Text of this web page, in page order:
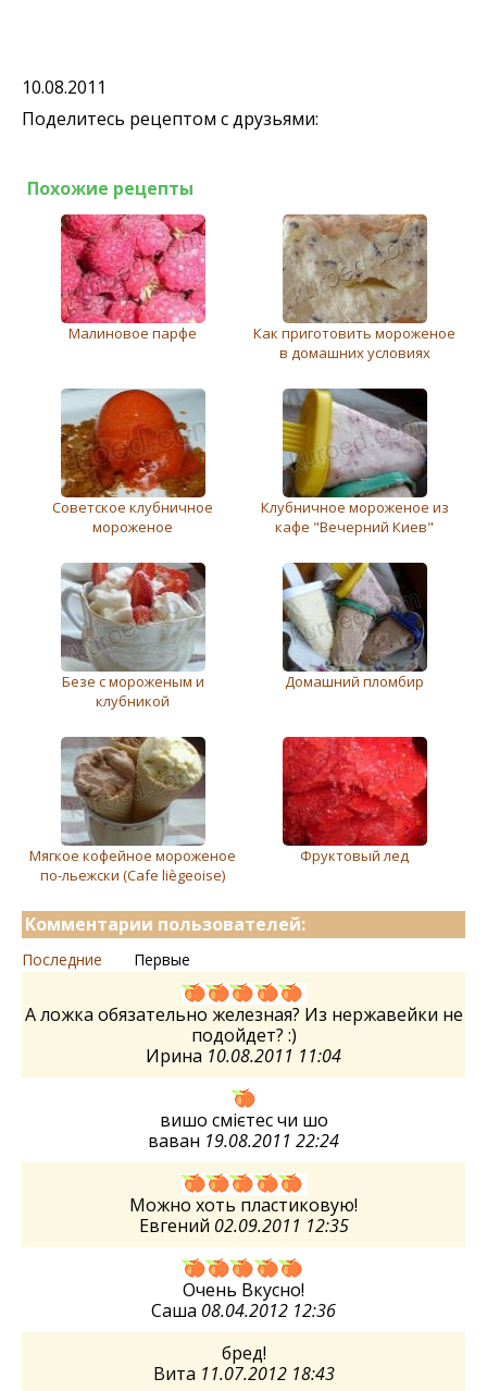
10.08.2011
Поделитесь рецептом с друзьями:
Похожие рецепты
Малиновое парфе
Как приготовить мороженое
в домашних условиях
Советское клубничное
мороженое
Клубничноe морожeноe из
кафе "Вечерний Киев"
Бeзe с морожeным и
клубникой
Домашний пломбир
Мягкое кофейное мороженое
по-льежски (Cafe liègeoise)
Фруктовый лед
Комментарии пользователей:
Последние Первые
А ложка обязательно железная? Из нержавейки не
подойдет? :)
Ирина 10.08.2011 11:04
вишо смієтес чи шо
ваван 19.08.2011 22:24
Можно хоть пластиковую!
Евгений 02.09.2011 12:35
Очень Вкусно!
Саша 08.04.2012 12:36
бред!
Вита 11.07.2012 18:43